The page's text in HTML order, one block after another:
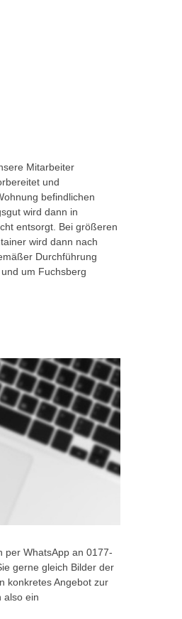
Mitarbeiter
und
befindlichen
wird dann in
entsorgt. Bei größeren
wird dann nach
Durchführung
um Fuchsberg
per WhatsApp an 0177-
gerne gleich Bilder der
konkretes Angebot zur
also ein